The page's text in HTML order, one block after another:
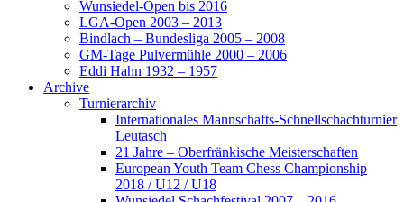
Wunsiedel-Open bis 2016
LGA-Open 2003 – 2013
Bindlach – Bundesliga 2005 – 2008
GM-Tage Pulvermühle 2000 – 2006
Eddi Hahn 1932 – 1957
Archive
Turnierarchiv
Internationales Mannschafts-Schnellschachturnier
Leutasch
21 Jahre – Oberfränkische Meisterschaften
European Youth Team Chess Championship
2018 / U12 / U18